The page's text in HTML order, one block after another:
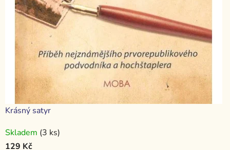
Krásný satyr
Skladem (3 ks)
129 Kč